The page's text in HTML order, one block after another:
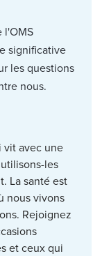
l'OMS
significative
les questions
nous.
vit avec une
les
La santé est
nous vivons
Rejoignez
et ceux qui